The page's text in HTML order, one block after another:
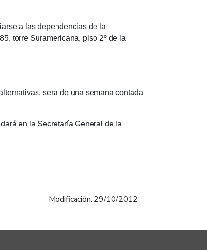
a las dependencias de la
torre Suramericana, piso 2º de la
será de una semana contada
en la Secretaría General de la
Modificación: 29/10/2012